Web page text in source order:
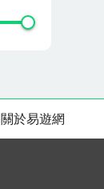
關於易遊網